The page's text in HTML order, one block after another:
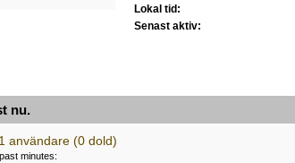
Lokal tid:
Senast aktiv:
nu.
användare (0 dold)
minutes: